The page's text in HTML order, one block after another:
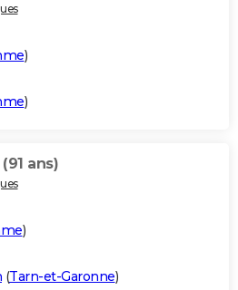
)
)
(91 ans)
)
(Tarn-et-Garonne)